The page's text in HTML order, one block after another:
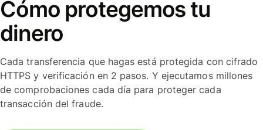
Cómo protegemos tu
dinero
Cada transferencia que hagas está protegida con cifrado
HTTPS y verificación en 2 pasos. Y ejecutamos millones
de comprobaciones cada día para proteger cada
transacción del fraude.